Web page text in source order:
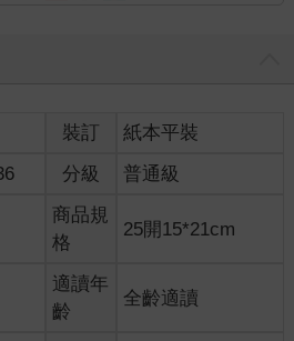
裝訂
紙本平裝
分級 普通級
商品規
格
25開15*21cm
適讀年
齡
全齡適讀